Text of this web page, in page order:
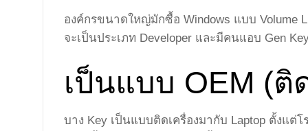
องค์กรขนาดใหญ่มักซื้อ Windows แบบ Volume
จะเป็นประเภท Developer และมีคนแอบ Gen
เป็นแบบ OEM (ติ
บาง Key เป็นแบบติดเครื่องมากับ Laptop ตั้งแต่